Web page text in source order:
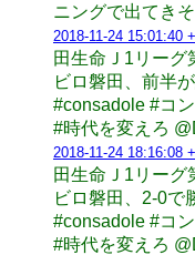
ニングで出てき
2018-11-24 15:01:40
田生命Ｊ1リーグ
ビロ磐田、前半
#consadole #コ
#時代を変えろ
2018-11-24 18:16:08
田生命Ｊ1リーグ
ビロ磐田、2-0で
#consadole #コ
#時代を変えろ